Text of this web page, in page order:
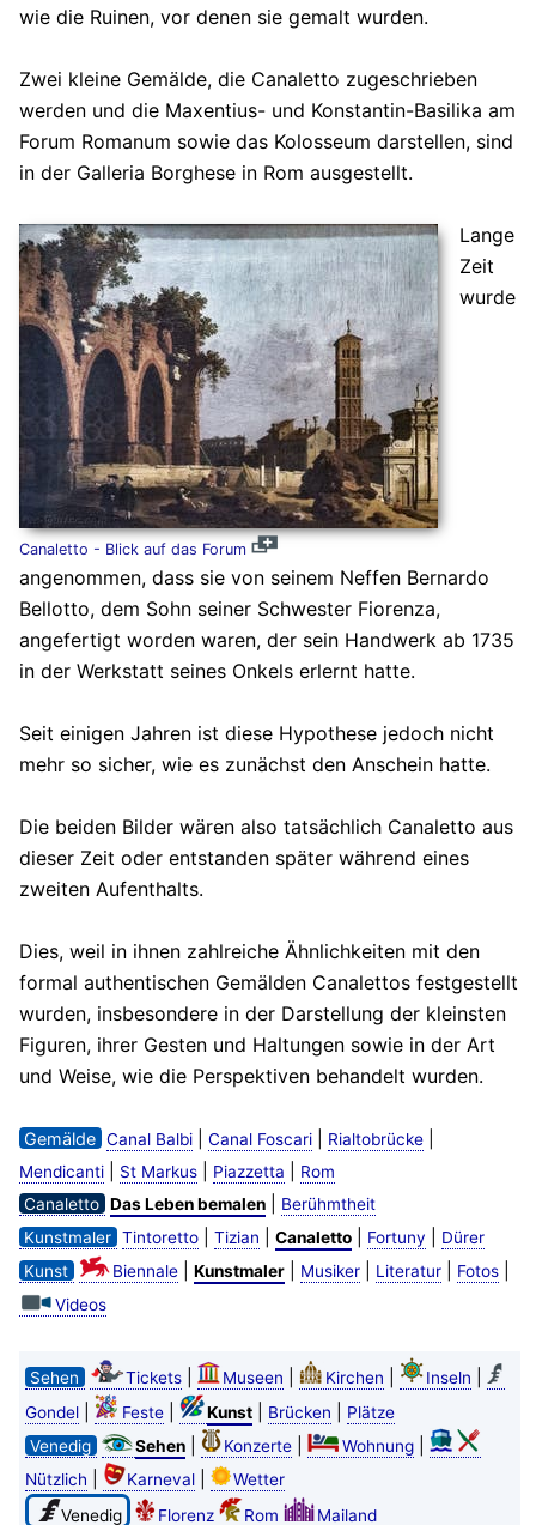
wie die Ruinen, vor denen sie gemalt wurden.
Zwei kleine Gemälde, die Canaletto zugeschrieben
werden und die Maxentius- und Konstantin-Basilika am
Forum Romanum sowie das Kolosseum darstellen, sind
in der Galleria Borghese in Rom ausgestellt.
Canaletto - Blick auf das Forum
Lange
Zeit
wurde
angenommen, dass sie von seinem Neffen Bernardo
Bellotto, dem Sohn seiner Schwester Fiorenza,
angefertigt worden waren, der sein Handwerk ab 1735
in der Werkstatt seines Onkels erlernt hatte.
Seit einigen Jahren ist diese Hypothese jedoch nicht
mehr so sicher, wie es zunächst den Anschein hatte.
Die beiden Bilder wären also tatsächlich Canaletto aus
dieser Zeit oder entstanden später während eines
zweiten Aufenthalts.
Dies, weil in ihnen zahlreiche Ähnlichkeiten mit den
formal authentischen Gemälden Canalettos festgestellt
wurden, insbesondere in der Darstellung der kleinsten
Figuren, ihrer Gesten und Haltungen sowie in der Art
und Weise, wie die Perspektiven behandelt wurden.
Gemälde Canal Balbi| Canal Foscari| Rialtobrücke|
Mendicanti| St Markus| Piazzetta
Rom
Canaletto Das Leben bemalen|
Berühmtheit
Kunstmaler Tintoretto| Tizian Canaletto| Fortuny
Dürer
Kunst
Biennale| Kunstmaler| Musiker| Literatur| Fotos|
Videos
Sehen Tickets| Museen Kirchen Inseln
Gondel| Feste| Kunst| Brücken
Plätze
Venedig
Sehen| Konzerte| Wohnung|
Nützlich Karneval|
Wetter
Venedig
Florenz Rom Mailand